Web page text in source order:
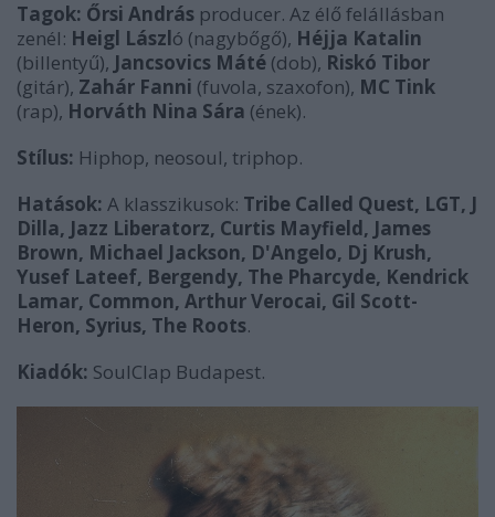
Tagok: Őrsi András producer. Az élő felállásban
zenél: Heigl László (nagybőgő), Héjja Katalin
(billentyű), Jancsovics Máté (dob), Riskó Tibor
(gitár), Zahár Fanni (fuvola, szaxofon), MC Tink
(rap), Horváth Nina Sára (ének).
Stílus: Hiphop, neosoul, triphop.
Hatások: A klasszikusok: Tribe Called Quest, LGT, J
Dilla, Jazz Liberatorz, Curtis Mayfield, James
Brown, Michael Jackson, D'Angelo, Dj Krush,
Yusef Lateef, Bergendy, The Pharcyde, Kendrick
Lamar, Common, Arthur Verocai, Gil Scott-
Heron, Syrius, The Roots.
Kiadók: SoulClap Budapest.